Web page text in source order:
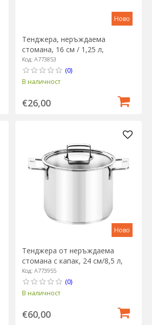
Ново
Тенджера, неръждаема
стомана, 16 см / 1,25 л,
"Signature" - BRA
Код: A773853
(0)
В наличност
€26,00
Ново
Тенджера от неръждаема
стомана с капак, 24 см/8,5 л,
"Signature" - BRA
Код: A773955
(0)
В наличност
€60,00